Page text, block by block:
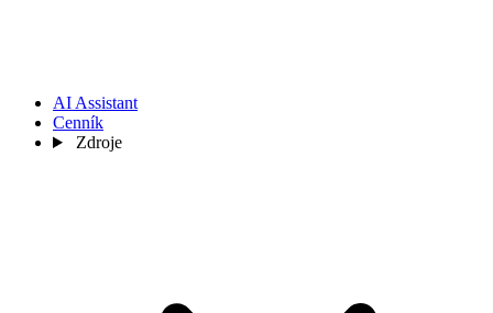
AI Assistant
Cenník
Zdroje